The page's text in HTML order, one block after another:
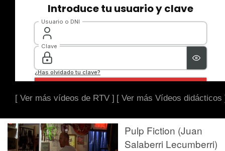
[ Ver más vídeos de RTV ] [ Ver más Vídeos didácticos
Pulp Fiction (Juan
Salaberri Lecumberri)